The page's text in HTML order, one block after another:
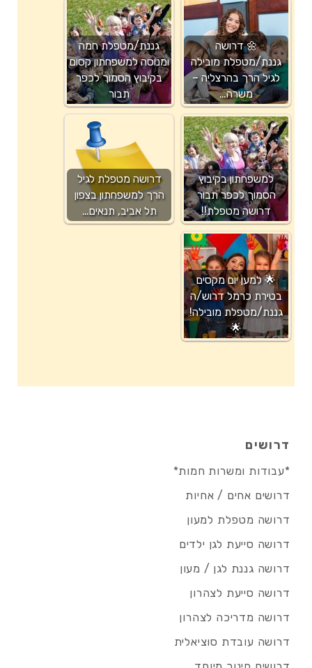
🌼 דרושה
גננת/מטפלת מובילה
לגיל הרך בהרצליה –
משרה…
גננת/מטפלת חמה
ומנוסה למשפחתון קסום
בקיבוץ הסמוך לכפר
תבור
למשפחתון בקיבוץ
הסמוך לכפר תבור
דרושה מטפלת!!
דרושה מטפלת לגיל
הרך למשפחתון בצפון
תל אביב, תנאים…
🌟 למען יום מקסים
בטירת כרמל דרוש/ה
גננת/מטפלת מובילה!
🌟
דרושים
*עבודות ומשרות חמות*
דרושים אחים / אחיות
דרושה מטפלת למעון
דרושה סייעת לגן ילדים
דרושה גננת לגן / מעון
דרושה סייעת לצהרון
דרושה מדריכה לצהרון
דרושה עובדת סוציאלית